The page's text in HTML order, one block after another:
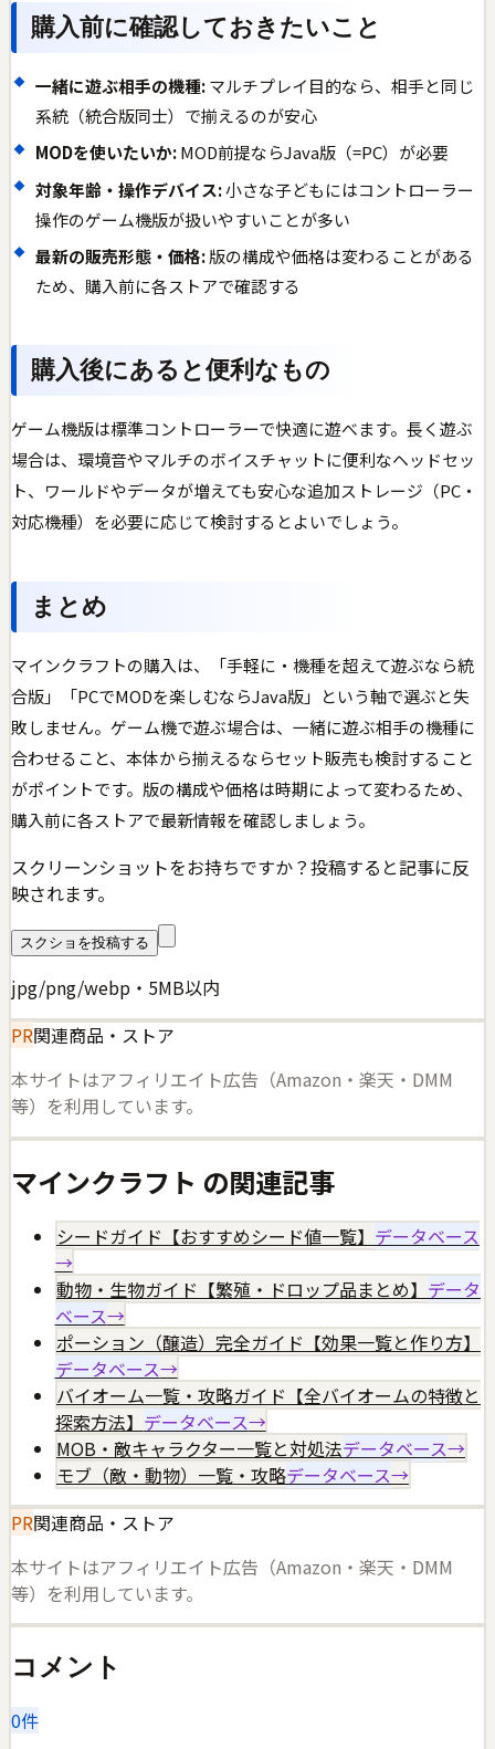
購入前に確認しておきたいこと
一緒に遊ぶ相手の機種:マルチプレイ目的なら、相手と同じ
系統（統合版同士）で揃えるのが安心
MODを使いたいか:MOD前提ならJava版（=PC）が必要
対象年齢・操作デバイス:小さな子どもにはコントローラー
操作のゲーム機版が扱いやすいことが多い
最新の販売形態・価格:版の構成や価格は変わることがある
ため、購入前に各ストアで確認する
購入後にあると便利なもの
ゲーム機版は標準コントローラーで快適に遊べます。長く遊ぶ
場合は、環境音やマルチのボイスチャットに便利なヘッドセッ
ト、ワールドやデータが増えても安心な追加ストレージ（PC・
対応機種）を必要に応じて検討するとよいでしょう。
まとめ
マインクラフトの購入は、「手軽に・機種を超えて遊ぶなら統
合版」「PCでMODを楽しむならJava版」という軸で選ぶと失
敗しません。ゲーム機で遊ぶ場合は、一緒に遊ぶ相手の機種に
合わせること、本体から揃えるならセット販売も検討すること
がポイントです。版の構成や価格は時期によって変わるため、
購入前に各ストアで最新情報を確認しましょう。
スクリーンショットをお持ちですか？投稿すると記事に反
映されます。
スクショを投稿する
jpg/png/webp・5MB以内
PR関連商品・ストア
本サイトはアフィリエイト広告（Amazon・楽天・DMM
等）を利用しています。
マインクラフト の関連記事
シードガイド【おすすめシード値一覧】 データベース
→
動物・生物ガイド【繁殖・ドロップ品まとめ】 データ
ベース→
ポーション（醸造）完全ガイド【効果一覧と作り方】
データベース→
バイオーム一覧・攻略ガイド【全バイオームの特徴と
探索方法】 データベース→
MOB・敵キャラクター一覧と対処法データベース→
モブ（敵・動物）一覧・攻略データベース→
PR関連商品・ストア
本サイトはアフィリエイト広告（Amazon・楽天・DMM
等）を利用しています。
コメント
0件